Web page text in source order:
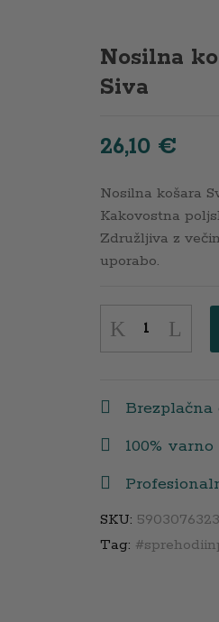
Nosilna
Siva
26,10 €
Nosilna košara
Kakovostna
Združljiva z
uporabo.
košara
Pliš
75X75
quantity
100%
SKU:
Tag: